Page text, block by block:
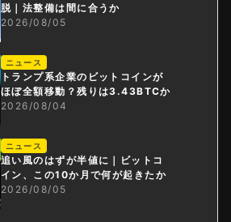
脱｜法整備は間に合うか
2026/08/05
ニュース
トランプ系企業のビットコインが
ほぼ全額移動？残りは3.43BTCか
2026/08/04
ニュース
追い風のはずが半値に｜ビットコ
イン、この10か月で何が起きたか
2026/08/05